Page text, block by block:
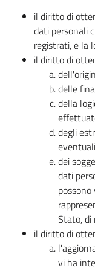
il diritto di
dati personali
registrati, e la
il diritto di
delle
della
degli
dei
dati
Stato, di
il diritto di
vi ha